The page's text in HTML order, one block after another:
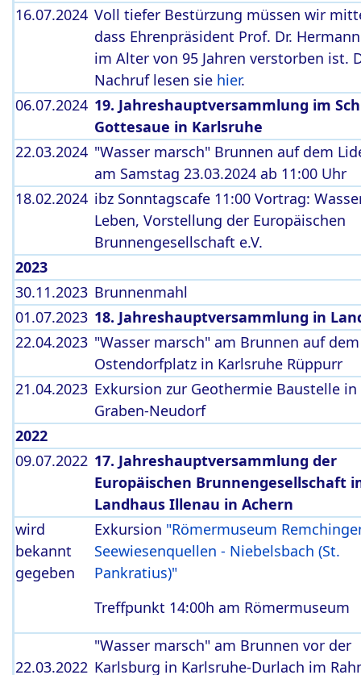
16.07.2024 Voll tiefer Bestürzung müssen wir
dass Ehrenpräsident Prof. Dr.
im Alter von 95 Jahren verstorben ist.
Nachruf lesen sie hier.
06.07.2024 19. Jahreshauptversammlung im
Gottesaue in Karlsruhe
22.03.2024 "Wasser marsch" Brunnen auf dem
am Samstag 23.03.2024 ab 11:00 Uhr
18.02.2024 ibz Sonntagscafe 11:00 Vortrag:
Leben, Vorstellung der Europäischen
Brunnengesellschaft e.V.
2023
30.11.2023 Brunnenmahl
01.07.2023 18. Jahreshauptversammlung in
22.04.2023 "Wasser marsch" am Brunnen auf dem
Ostendorfplatz in Karlsruhe Rüppurr
21.04.2023 Exkursion zur Geothermie Baustelle in
Graben-Neudorf
2022
09.07.2022 17. Jahreshauptversammlung der
Europäischen Brunnengesellschaft
Landhaus Illenau in Achern
wird
bekannt
gegeben
Exkursion "Römermuseum
Seewiesenquellen - Niebelsbach (St.
Pankratius)"
Treffpunkt 14:00h am Römermuseum
22.03.2022
"Wasser marsch" am Brunnen vor der
Karlsburg in Karlsruhe-Durlach im